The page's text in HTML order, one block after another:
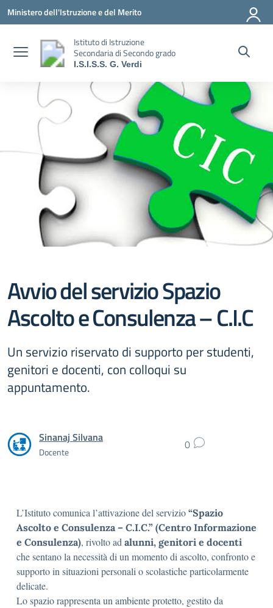
Vai ai contenuti
Vai al menu di navigazione
Vai al footer
Ministero dell'Istruzione e del Merito
Istituto di Istruzione
Secondaria di Secondo grado
I.S.I.S.S. G. Verdi
Avvio del servizio Spazio
Ascolto e Consulenza – C.I.C
Un servizio riservato di supporto per studenti,
genitori e docenti, con colloqui su
appuntamento.
Sinanaj Silvana
Docente 0
L’Istituto comunica l’attivazione del servizio “Spazio
Ascolto e Consulenza – C.I.C.” (Centro Informazione
e Consulenza), rivolto ad alunni, genitori e docenti
che sentano la necessità di un momento di ascolto, confronto e
supporto in situazioni personali o scolastiche particolarmente
delicate.
Lo spazio rappresenta un ambiente protetto, gestito da